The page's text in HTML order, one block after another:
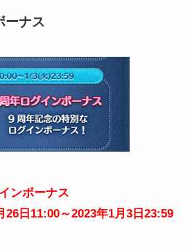
ーナス
ンボーナス
26日11:00～2023年1月3日23:59